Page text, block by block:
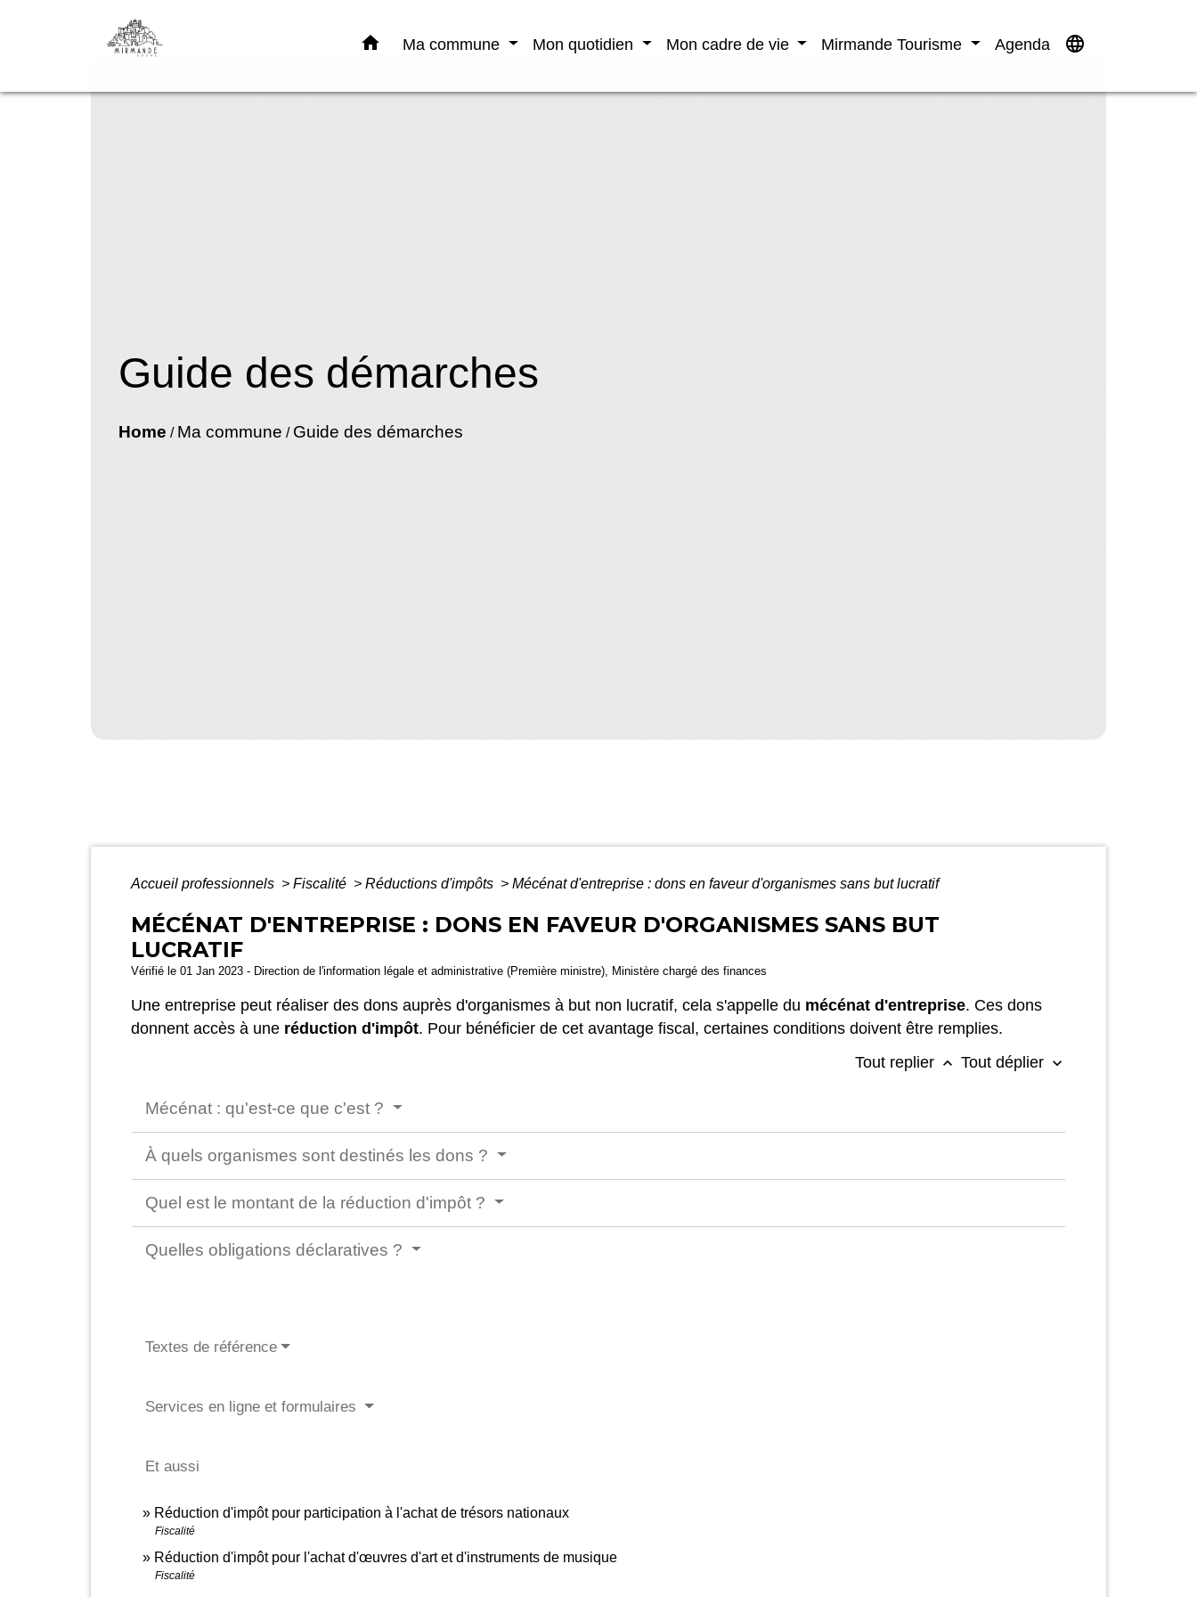
home Ma commune Mon quotidien Mon cadre de vie Mirmande Tourisme Agenda language
Guide des démarches
Home / Ma commune / Guide des démarches
Accueil professionnels > Fiscalité > Réductions d'impôts > Mécénat d'entreprise : dons en faveur d'organismes sans but lucratif
MÉCÉNAT D'ENTREPRISE : DONS EN FAVEUR D'ORGANISMES SANS BUT
LUCRATIF
Vérifié le 01 Jan 2023 - Direction de l'information légale et administrative (Première ministre), Ministère chargé des finances
Une entreprise peut réaliser des dons auprès d'organismes à but non lucratif, cela s'appelle du mécénat d'entreprise. Ces dons
donnent accès à une réduction d'impôt. Pour bénéficier de cet avantage fiscal, certaines conditions doivent être remplies.
Tout replier keyboard_arrow_up Tout déplier keyboard_arrow_down
Mécénat : qu'est-ce que c'est ?
À quels organismes sont destinés les dons ?
Quel est le montant de la réduction d'impôt ?
Quelles obligations déclaratives ?
Textes de référence
Services en ligne et formulaires
Et aussi
Réduction d'impôt pour participation à l'achat de trésors nationaux
Fiscalité
Réduction d'impôt pour l'achat d'œuvres d'art et d'instruments de musique
Fiscalité